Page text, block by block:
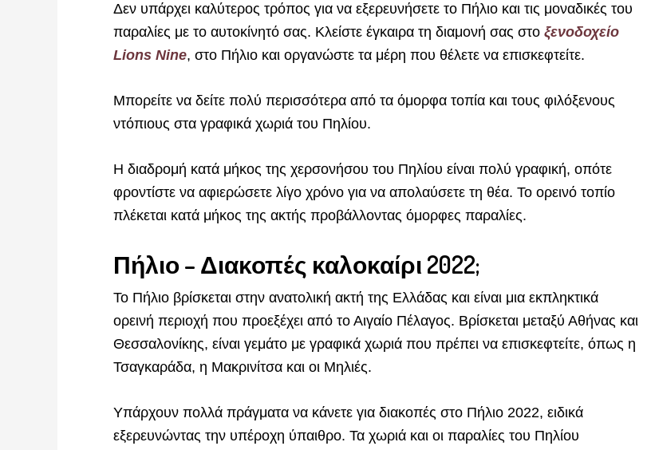
Δεν υπάρχει καλύτερος τρόπος για να εξερευνήσετε το Πήλιο και τις μοναδικές του
παραλίες με το αυτοκίνητό σας. Κλείστε έγκαιρα τη διαμονή σας στο ξενοδοχείο
Lions Nine, στο Πήλιο και οργανώστε τα μέρη που θέλετε να επισκεφτείτε.
Μπορείτε να δείτε πολύ περισσότερα από τα όμορφα τοπία και τους φιλόξενους
ντόπιους στα γραφικά χωριά του Πηλίου.
Η διαδρομή κατά μήκος της χερσονήσου του Πηλίου είναι πολύ γραφική, οπότε
φροντίστε να αφιερώσετε λίγο χρόνο για να απολαύσετε τη θέα. Το ορεινό τοπίο
πλέκεται κατά μήκος της ακτής προβάλλοντας όμορφες παραλίες.
Πήλιο – Διακοπές καλοκαίρι 2022;
Το Πήλιο βρίσκεται στην ανατολική ακτή της Ελλάδας και είναι μια εκπληκτικά
ορεινή περιοχή που προεξέχει από το Αιγαίο Πέλαγος. Βρίσκεται μεταξύ Αθήνας και
Θεσσαλονίκης, είναι γεμάτο με γραφικά χωριά που πρέπει να επισκεφτείτε, όπως η
Τσαγκαράδα, η Μακρινίτσα και οι Μηλιές.
Υπάρχουν πολλά πράγματα να κάνετε για διακοπές στο Πήλιο 2022, ειδικά
εξερευνώντας την υπέροχη ύπαιθρο. Τα χωριά και οι παραλίες του Πηλίου